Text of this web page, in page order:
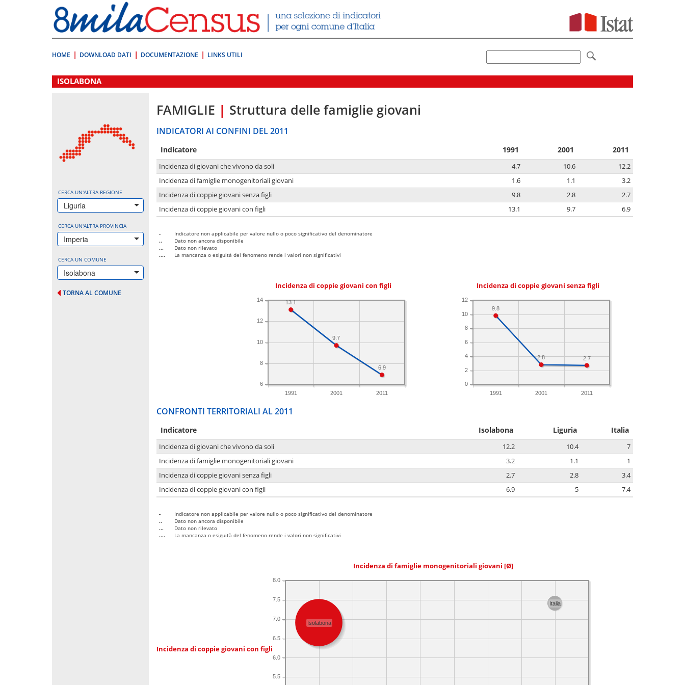
direttamente
a:
Contenuto
HOME DOWNLOAD DATI DOCUMENTAZIONE LINKS UTILI
.
ISOLABONA
CERCA UN'ALTRA REGIONE
Liguria
CERCA UN'ALTRA PROVINCIA
Imperia
CERCA UN COMUNE
Isolabona
TORNA AL COMUNE
FAMIGLIE | Struttura delle famiglie giovani
INDICATORI AI CONFINI DEL 2011
Indicatore 1991 2001 2011
Incidenza di giovani che vivono da soli 4.7 10.6
12.2
Incidenza di famiglie monogenitoriali giovani
1.6 1.1
3.2
Incidenza di coppie giovani senza figli
9.8 2.8
2.7
Incidenza di coppie giovani con figli
13.1 9.7 6.9
-
Indicatore non applicabile per valore nullo o poco significativo del denominatore
..
Dato non ancora disponibile
...
Dato non rilevato
....
La mancanza o esiguità del fenomeno rende i valori non significativi
Incidenza di coppie giovani con figli
1991 2001 2011
6
8
10
12
14
6.9
9.7
13.1
Incidenza di coppie giovani senza figli
1991 2001 2011
0
2
4
6
8
10
12
2.7
2.8
9.8
CONFRONTI TERRITORIALI AL 2011
Indicatore Isolabona Liguria Italia
Incidenza di giovani che vivono da soli 12.2 10.4
7
Incidenza di famiglie monogenitoriali giovani
3.2 1.1
1
Incidenza di coppie giovani senza figli
2.7 2.8
3.4
Incidenza di coppie giovani con figli
6.9 5 7.4
-
Indicatore non applicabile per valore nullo o poco significativo del denominatore
..
Dato non ancora disponibile
...
Dato non rilevato
....
La mancanza o esiguità del fenomeno rende i valori non significativi
Incidenza di famiglie monogenitoriali giovani [Ø]
Incidenza di coppie giovani con figli
5.5
6.0
6.5
7.0
7.5
8.0
Isolabona
Italia